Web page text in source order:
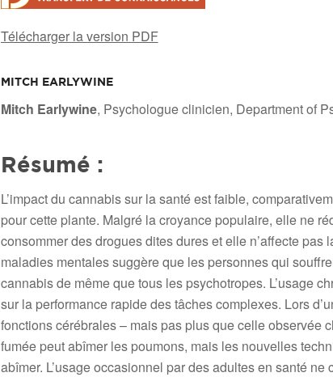
Télécharger la version PDF
MITCH EARLYWINE/
Mitch Earlywine, Psychologue clinicien, Department of
Résumé :
L’impact du cannabis sur la santé est faible,
pour cette plante. Malgré la croyance populaire, elle ne
consommer des drogues dites dures et elle n’affecte
maladies mentales suggère que les personnes qui
cannabis de même que tous les psychotropes. L’usage
sur la performance rapide des tâches complexes. Lors
fonctions cérébrales – mais pas plus que celle observée
fumée peut abîmer les poumons, mais les nouvelles
abîmer. L’usage occasionnel par des adultes en santé